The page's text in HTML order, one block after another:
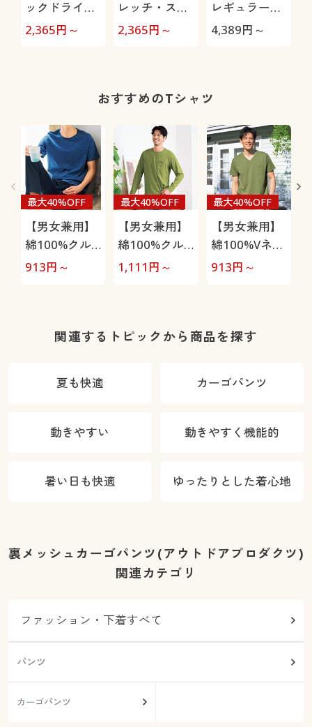
ックドライイ
ージーパンツ
2,365円～
レッチ・スト
レートシルエ
2,365円～
レギュラーフ
ィットツータ
4,389円～
おすすめのTシャツ
【男女兼用】
綿100%クル
ーネックTシ
最大40%OFF
913円～
【男女兼用】
綿100%クル
ーネックTシ
最大40%OFF
1,111 円～
【男女兼用】
綿100%Vネッ
クTシャツ(半
最大40%OFF
913円～
関連するトピックから商品を探す
夏も快適 カーゴパンツ
動きやすい 動きやすく機能的
暑い日も快適 ゆったりとした着心地
裏メッシュカーゴパンツ(アウトドアプロダクツ)
関連カテゴリ
ファッション・下着すべて
パンツ
カーゴパンツ